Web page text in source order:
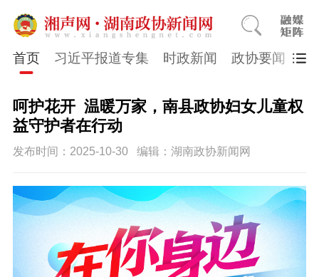
首页 习近平报道专集 时政新闻 政协要闻 市
呵护花开 温暖万家，南县政协妇女儿童权
益守护者在行动
发布时间：2025-10-30 编辑：湖南政协新闻网